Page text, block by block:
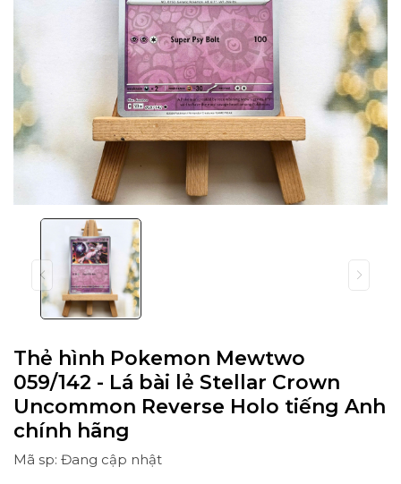
Thẻ hình Pokemon Mewtwo
059/142 - Lá bài lẻ Stellar Crown
Uncommon Reverse Holo tiếng Anh
chính hãng
Mã sp: Đang cập nhật